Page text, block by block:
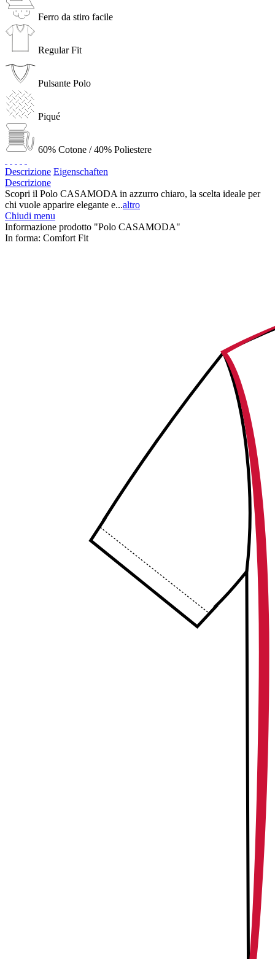
Ferro da stiro facile
Regular Fit
Pulsante Polo
Piqué
60% Cotone / 40% Poliestere
Descrizione Eigenschaften
Descrizione
Scopri il Polo CASAMODA in azzurro chiaro, la scelta ideale per
chi vuole apparire elegante e...altro
Chiudi menu
Informazione prodotto "Polo CASAMODA"
In forma: Comfort Fit